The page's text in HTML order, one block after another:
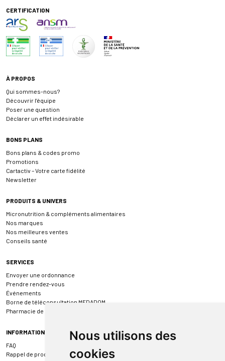
Nous utilisons des
cookies
CERTIFICATION
À PROPOS
Qui sommes-nous?
Découvrir l’équipe
Poser une question
Déclarer un effet indésirable
BONS PLANS
Bons plans & codes promo
Promotions
Cartactiv – Votre carte fidélité
Newsletter
PRODUITS & UNIVERS
Micronutrition & compléments alimentaires
Nos marques
Nos meilleures ventes
Conseils santé
SERVICES
Envoyer une ordonnance
Prendre rendez-vous
Événements
Borne de téléconsultation MEDADOM
Pharmacie de garde
INFORMATIONS
FAQ
Rappel de produit